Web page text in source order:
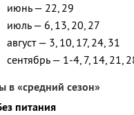
июнь — 22, 29
июль — 6, 13, 20, 27
август — 3, 10, 17, 24, 31
сентябрь — 1-4, 7, 14, 21,
в «средний сезон»
питания